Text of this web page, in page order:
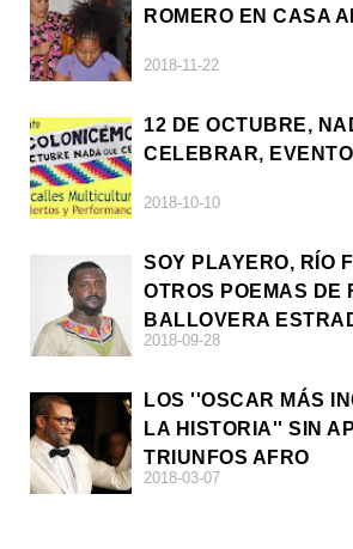
ROMERO EN CASA
2018-11-22
12 DE OCTUBRE,
CELEBRAR,
2018-10-10
SOY PLAYERO, RÍO
OTROS POEMAS DE
BALLOVERA
2018-09-28
LOS ''OSCAR MÁS
LA HISTORIA'' SIN
TRIUNFOS AFRO
2018-03-07